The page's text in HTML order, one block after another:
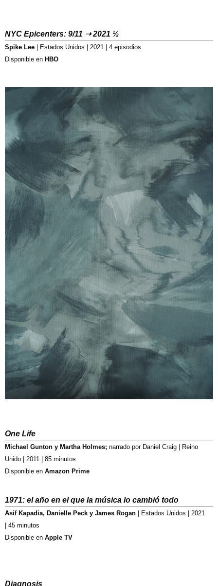
NYC Epicenters: 9/11 ➝ 2021 ½
Spike Lee | Estados Unidos | 2021 | 4 episodios
Disponible en HBO
One Life
Michael Gunton y Martha Holmes; narrado por Daniel Craig | Reino
Unido | 2011 | 85 minutos
Disponible en Amazon Prime
1971: el año en el que la música lo cambió todo
Asif Kapadia, Danielle Peck y James Rogan | Estados Unidos | 2021
| 45 minutos
Disponible en Apple TV
Diagnosis